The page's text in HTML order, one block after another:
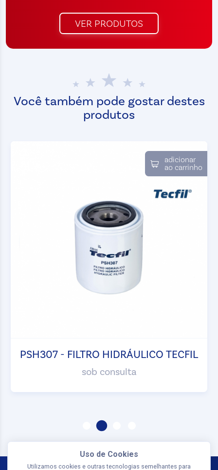
VER PRODUTOS
Você também pode gostar destes
produtos
adicionar
ao carrinho
PSH307 - FILTRO HIDRÁULICO TECFIL
sob consulta
Uso de Cookies
Utilizamos cookies e outras tecnologias semelhantes para